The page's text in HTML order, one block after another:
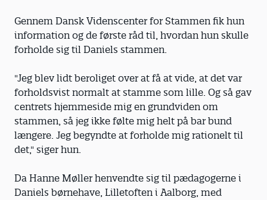
Gennem Dansk Videnscenter for Stammen fik hun
information og de første råd til, hvordan hun skulle
forholde sig til Daniels stammen.
"Jeg blev lidt beroliget over at få at vide, at det var
forholdsvist normalt at stamme som lille. Og så gav
centrets hjemmeside mig en grundviden om
stammen, så jeg ikke følte mig helt på bar bund
længere. Jeg begyndte at forholde mig rationelt til
det," siger hun.
Da Hanne Møller henvendte sig til pædagogerne i
Daniels børnehave, Lilletoften i Aalborg, med